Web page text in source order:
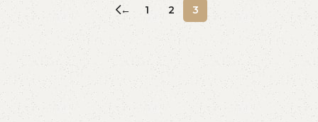
← 1 2 3